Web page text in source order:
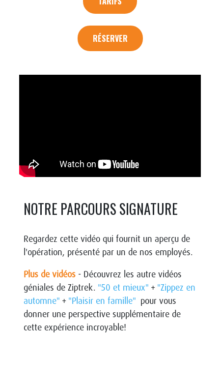
RÉSERVER
NOTRE PARCOURS SIGNATURE
Regardez cette vidéo qui fournit un aperçu de
l'opération, présenté par un de nos employés.
Plus de vidéos - Découvrez les autre vidéos
géniales de Ziptrek. "50 et mieux" + "Zippez en
automne" + "Plaisir en famille" pour vous
donner une perspective supplémentaire de
cette expérience incroyable!